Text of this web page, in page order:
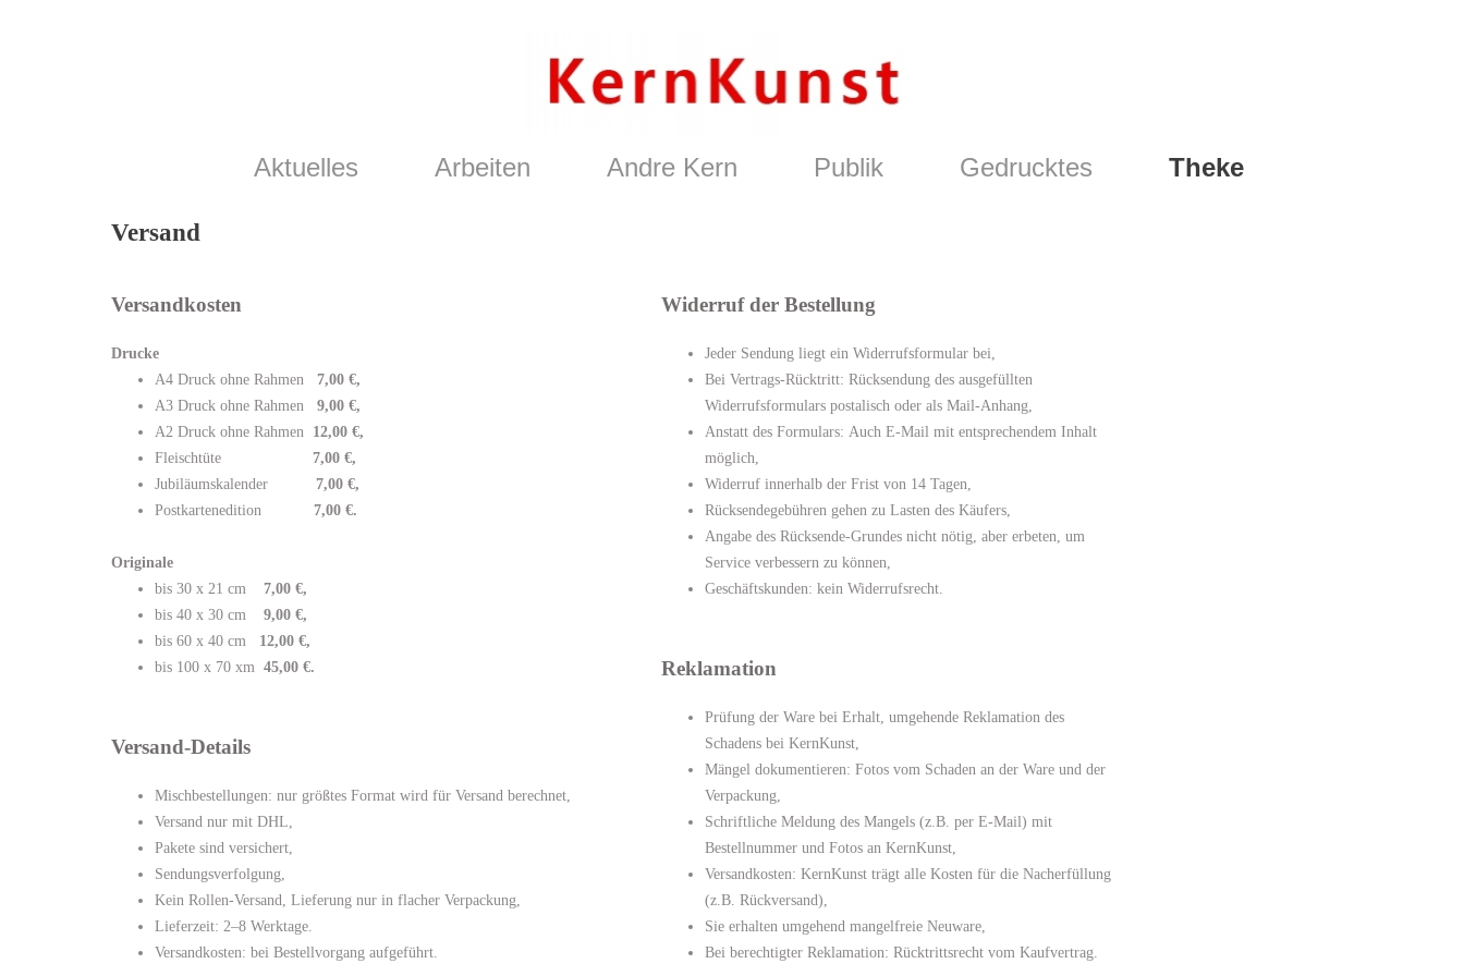
Aktuelles Arbeiten Andre Kern Publik Gedrucktes Theke
Versand
Versandkosten
Drucke
A4 Druck ohne Rahmen 7,00 €,
A3 Druck ohne Rahmen 9,00 €,
A2 Druck ohne Rahmen 12,00 €,
Fleischtüte 7,00 €,
Jubiläumskalender 7,00 €,
Postkartenedition 7,00 €.
Originale
bis 30 x 21 cm 7,00 €,
bis 40 x 30 cm 9,00 €,
bis 60 x 40 cm 12,00 €,
bis 100 x 70 xm 45,00 €.
Versand-Details
Mischbestellungen: nur größtes Format wird für Versand berechnet,
Versand nur mit DHL,
Pakete sind versichert,
Sendungsverfolgung,
Kein Rollen-Versand, Lieferung nur in flacher Verpackung,
Lieferzeit: 2–8 Werktage.
Versandkosten: bei Bestellvorgang aufgeführt.
Widerruf der Bestellung
Jeder Sendung liegt ein Widerrufsformular bei,
Bei Vertrags-Rücktritt: Rücksendung des ausgefüllten
Widerrufsformulars postalisch oder als Mail-Anhang,
Anstatt des Formulars: Auch E-Mail mit entsprechendem Inhalt
möglich,
Widerruf innerhalb der Frist von 14 Tagen,
Rücksendegebühren gehen zu Lasten des Käufers,
Angabe des Rücksende-Grundes nicht nötig, aber erbeten, um
Service verbessern zu können,
Geschäftskunden: kein Widerrufsrecht.
Reklamation
Prüfung der Ware bei Erhalt, umgehende Reklamation des
Schadens bei KernKunst,
Mängel dokumentieren: Fotos vom Schaden an der Ware und der
Verpackung,
Schriftliche Meldung des Mangels (z.B. per E-Mail) mit
Bestellnummer und Fotos an KernKunst,
Versandkosten: KernKunst trägt alle Kosten für die Nacherfüllung
(z.B. Rückversand),
Sie erhalten umgehend mangelfreie Neuware,
Bei berechtigter Reklamation: Rücktrittsrecht vom Kaufvertrag.